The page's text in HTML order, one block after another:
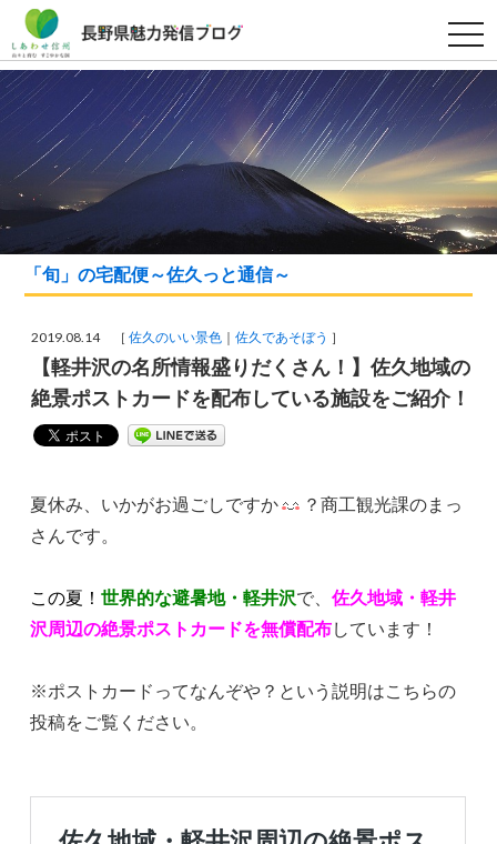
t
o
g
g
n
a
i
g
a
t
i
「旬」の宅配便～佐久っと通信～
2019.08.14 ［佐久のいい景色 佐久であそぼう ］
【軽井沢の名所情報盛りだくさん！】佐久地域の
絶景ポストカードを配布している施設をご紹介！
夏休み、いかがお過ごしですか
？商工観光課のまっ
さんです。
この夏！世界的な避暑地・軽井沢で、佐久地域・軽井
沢周辺の絶景ポストカードを無償配布しています！
※ポストカードってなんぞや？という説明はこちらの
投稿をご覧ください。